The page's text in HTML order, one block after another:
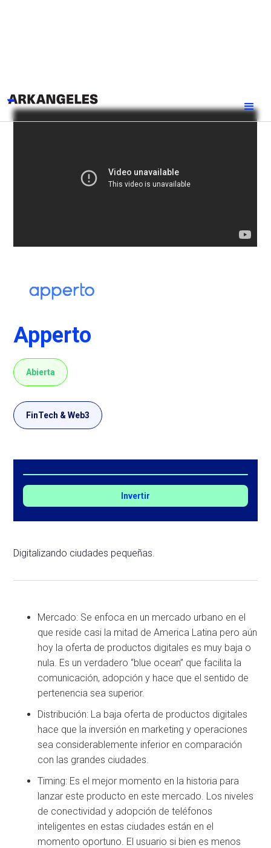
Apperto
Abierta
FinTech & Web3
Invertir
Digitalizando ciudades pequeñas.
Mercado: Se enfoca en un mercado urbano en el
que reside casi la mitad de America Latina pero aún
hoy la oferta de productos digitales es muy baja o
nula. Es un verdadero “blue ocean” que facilita la
comunicación, adopción y hace que el sentido de
pertenencia sea superior.
Distribución: La baja oferta de productos digitales
hace que la inversión en marketing y operaciones
sea considerablemente inferior en comparación
con las grandes ciudades.
Timing: Es el mejor momento en la historia para
lanzar este producto en este mercado. Los niveles
de conectividad y adopción de teléfonos
inteligentes en estas ciudades están en el
momento oportuno. El usuario si bien es menos